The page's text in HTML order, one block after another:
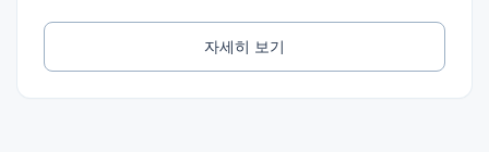
자세히 보기